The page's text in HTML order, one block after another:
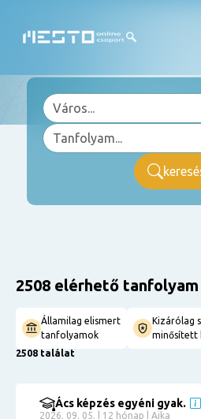
2508 elérhető tanfolyam
Államilag elismert
tanfolyamok
Kizárólag
minősített
2508 találat
Ács képzés egyéni gyak.
2026. 09. 05. | 12 hónap | Ajka